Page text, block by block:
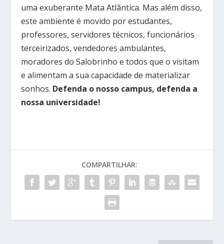
uma exuberante Mata Atlântica. Mas além disso,
este ambiente é movido por estudantes,
professores, servidores técnicos, funcionários
terceirizados, vendedores ambulantes,
moradores do Salobrinho e todos que o visitam
e alimentam a sua capacidade de materializar
sonhos. Defenda o nosso campus, defenda a
nossa universidade!
COMPARTILHAR: